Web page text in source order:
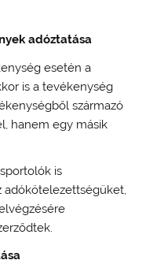
adóztatása
esetén a
is a tevékenység
származó
hanem egy másik
is
adókötelezettségüket,